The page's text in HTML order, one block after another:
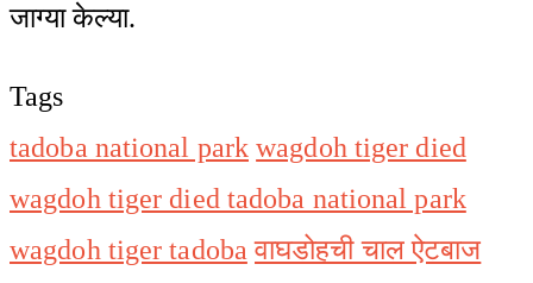
जाग्या केल्या.
Tags
tadoba national park wagdoh tiger died
wagdoh tiger died tadoba national park
wagdoh tiger tadoba वाघडोहची चाल ऐटबाज